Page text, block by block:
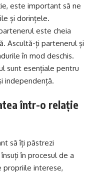
este important să ne
și dorințele.
este cheia
Ascultă-ți partenerul și
în mod deschis.
sunt esențiale pentru
independență.
într-o relație
să îți păstrezi
în procesul de a
propriile interese,